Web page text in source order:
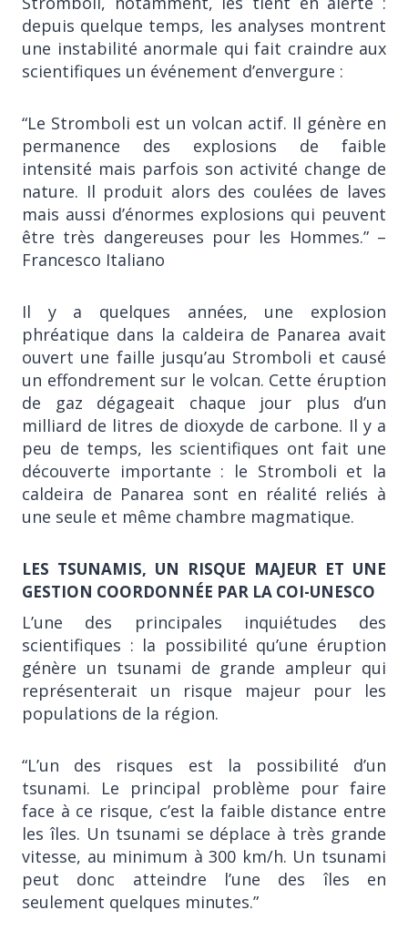
depuis quelque temps, les analyses montrent
une instabilité anormale qui fait craindre aux
scientifiques un événement d’envergure :
“Le Stromboli est un volcan actif. Il génère en
permanence des explosions de faible
intensité mais parfois son activité change de
nature. Il produit alors des coulées de laves
mais aussi d’énormes explosions qui peuvent
être très dangereuses pour les Hommes.” –
Francesco Italiano
Il y a quelques années, une explosion
phréatique dans la caldeira de Panarea avait
ouvert une faille jusqu’au Stromboli et causé
un effondrement sur le volcan. Cette éruption
de gaz dégageait chaque jour plus d’un
milliard de litres de dioxyde de carbone. Il y a
peu de temps, les scientifiques ont fait une
découverte importante : le Stromboli et la
caldeira de Panarea sont en réalité reliés à
une seule et même chambre magmatique.
LES TSUNAMIS, UN RISQUE MAJEUR ET UNE
GESTION COORDONNÉE PAR LA COI-UNESCO
L’une des principales inquiétudes des
scientifiques : la possibilité qu’une éruption
génère un tsunami de grande ampleur qui
représenterait un risque majeur pour les
populations de la région.
“L’un des risques est la possibilité d’un
tsunami. Le principal problème pour faire
face à ce risque, c’est la faible distance entre
les îles. Un tsunami se déplace à très grande
vitesse, au minimum à 300 km/h. Un tsunami
peut donc atteindre l’une des îles en
seulement quelques minutes.”